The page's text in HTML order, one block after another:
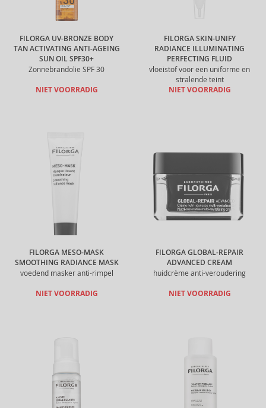
FILORGA UV-BRONZE BODY
TAN ACTIVATING ANTI-AGEING
SUN OIL SPF30+
Zonnebrandolie SPF 30
NIET VOORRADIG
FILORGA SKIN-UNIFY
RADIANCE ILLUMINATING
PERFECTING FLUID
vloeistof voor een uniforme en
stralende teint
NIET VOORRADIG
FILORGA MESO-MASK
SMOOTHING RADIANCE MASK
voedend masker anti-rimpel
NIET VOORRADIG
FILORGA GLOBAL-REPAIR
ADVANCED CREAM
huidcrème anti-veroudering
NIET VOORRADIG